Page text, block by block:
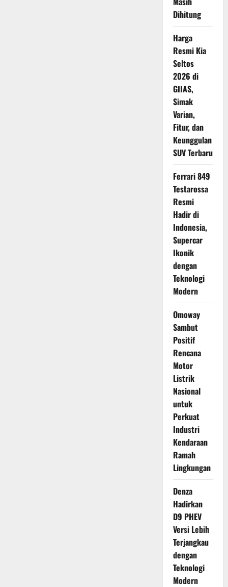
Dihitung
Harga
Resmi Kia
Seltos
2026 di
GIIAS,
Simak
Varian,
Fitur, dan
Keunggulan
SUV Terbaru
Ferrari 849
Testarossa
Resmi
Hadir di
Indonesia,
Supercar
Ikonik
dengan
Teknologi
Modern
Omoway
Sambut
Positif
Rencana
Motor
Listrik
Nasional
untuk
Perkuat
Industri
Kendaraan
Ramah
Lingkungan
Denza
Hadirkan
D9 PHEV
Versi Lebih
Terjangkau
dengan
Teknologi
Modern